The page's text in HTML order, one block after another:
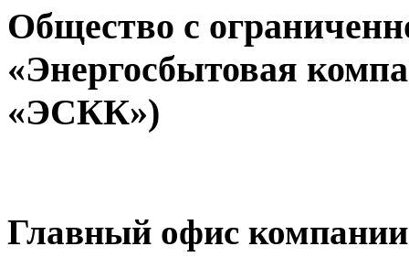
Общество с
«Энергосбытовая
«ЭСКК»)
Главный офис